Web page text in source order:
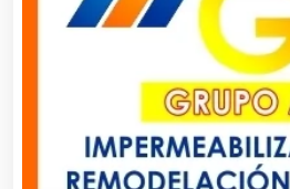
Artículos para el Hogar
Artículos para Regalos